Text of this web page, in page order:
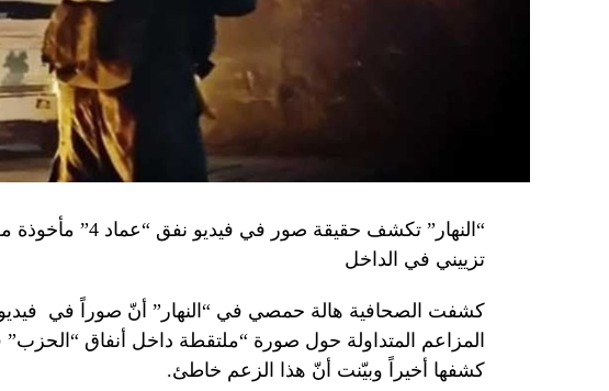
“النهار” تكشف
تزييني في الداخل
كشفت الصحافية هالة حمصي في “النهار” أنّ صوراً في
كشفها أخيراً وبيّنت أنّ هذا الزعم خاطئ.